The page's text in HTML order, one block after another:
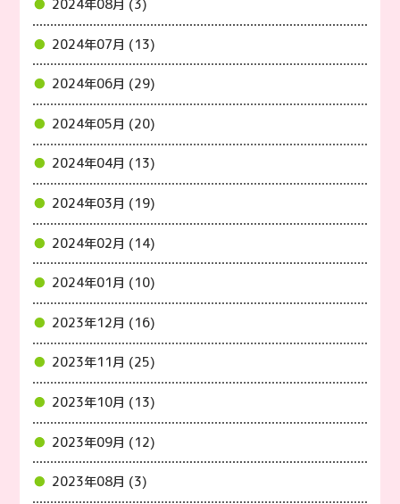
2024年08月 (3)
2024年07月 (13)
2024年06月 (29)
2024年05月 (20)
2024年04月 (13)
2024年03月 (19)
2024年02月 (14)
2024年01月 (10)
2023年12月 (16)
2023年11月 (25)
2023年10月 (13)
2023年09月 (12)
2023年08月 (3)